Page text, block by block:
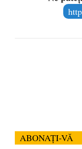
ABONAȚI-VĂ